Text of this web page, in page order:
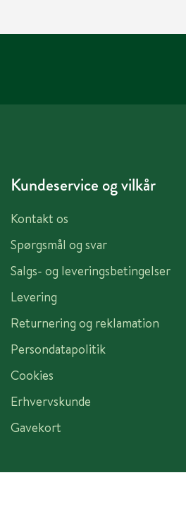
Kundeservice og vilkår
Kontakt os
Spørgsmål og svar
Salgs- og leveringsbetingelser
Levering
Returnering og reklamation
Persondatapolitik
Cookies
Erhvervskunde
Gavekort